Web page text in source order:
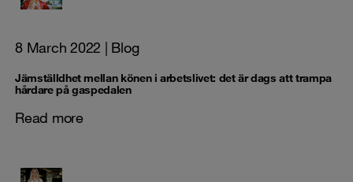
8 March 2022 | Blog
Jämställdhet mellan könen i arbetslivet: det är dags att trampa
hårdare på gaspedalen
Read more